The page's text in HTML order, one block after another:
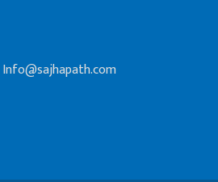
Info@sajhapath.com